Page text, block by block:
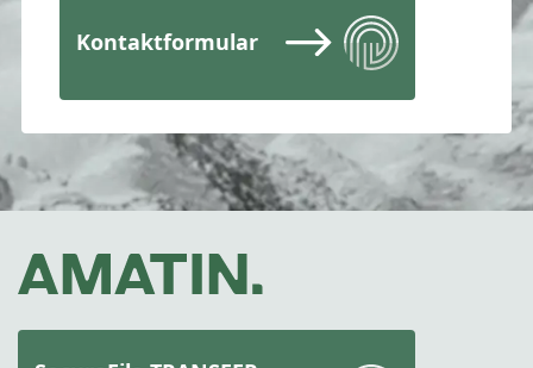
Kontaktformular